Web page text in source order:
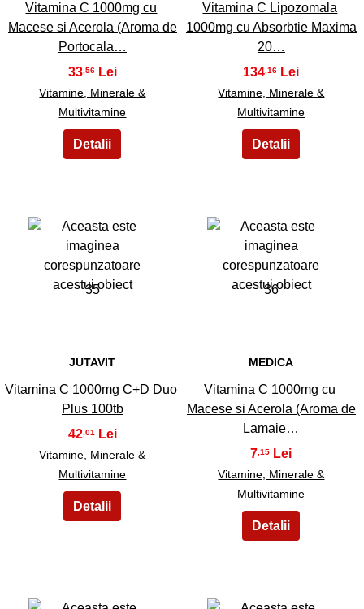
Vitamina C 1000mg cu
Macese si Acerola (Aroma de
Portocala…
33 ,56
Vitamine, Minerale &
Multivitamine
Vitamina C Lipozomala
1000mg cu Absorbtie Maxima
20…
134 ,16
Vitamine, Minerale &
Multivitamine
35
JUTAVIT
Vitamina C 1000mg C+D Duo
Plus 100tb
42 ,01
Vitamine, Minerale &
Multivitamine
36
MEDICA
Vitamina C 1000mg cu
Macese si Acerola (Aroma de
Lamaie…
7 ,15
Vitamine, Minerale &
Multivitamine